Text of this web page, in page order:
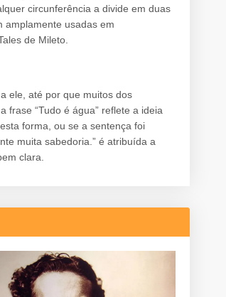
circunferência a divide em duas
amplamente usadas em
de Mileto.
ele, até por que muitos dos
frase “Tudo é água” reflete a ideia
forma, ou se a sentença foi
muita sabedoria.” é atribuída a
clara.